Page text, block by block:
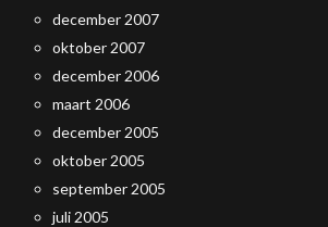
december 2007
oktober 2007
december 2006
maart 2006
december 2005
oktober 2005
september 2005
juli 2005